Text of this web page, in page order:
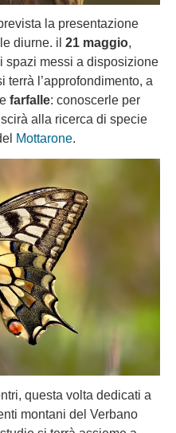
la presentazione
diurne. il 21 maggio,
spazi messi a disposizione
l’approfondimento, a
farfalle: conoscerle per
alla ricerca di specie
Mottarone.
questa volta dedicati a
montani del Verbano